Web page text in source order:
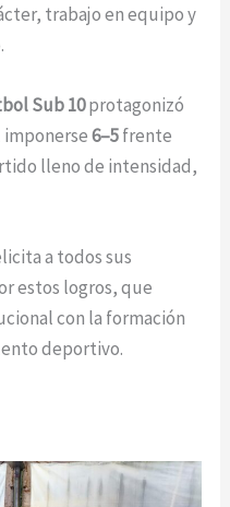
trabajo en equipo y
Sub 10protagonizó
imponerse6–5frente
lleno de intensidad,
a todos sus
estos logros, que
con la formación
deportivo.